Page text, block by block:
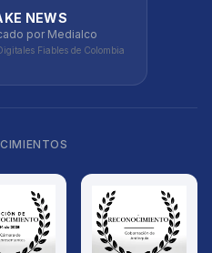
NEWS
por Medialco
Fiables de Colombia